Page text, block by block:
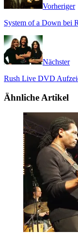
Vorheriger
System of a Down bei
Nächster
Rush Live DVD
Ähnliche Artikel